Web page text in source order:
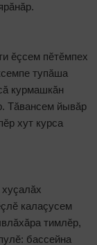
ӗçсем пӗтӗмпех
тупăша
курмашкăн
Тăвансем йывăр
хут курса
калаçусем
тимлӗр,
бассейна